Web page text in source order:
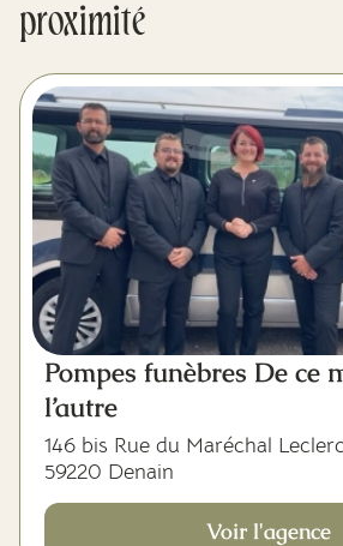
proximité
Pompes funèbres De ce
l’autre
146 bis Rue du Maréchal
59220 Denain
Voir l'agence